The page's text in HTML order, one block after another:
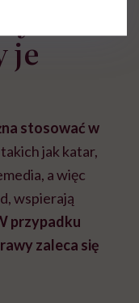
je
stosować w
takich jak katar,
a więc
wspierają
przypadku
zaleca się